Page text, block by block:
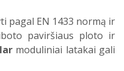
pagal EN 1433 normą ir
paviršiaus ploto ir
moduliniai latakai gali